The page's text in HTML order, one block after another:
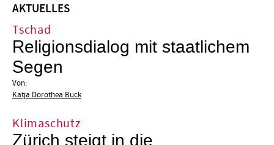
AKTUELLES
Tschad
Religionsdialog mit staatlichem
Segen
Von:
Katja Dorothea Buck
Klimaschutz